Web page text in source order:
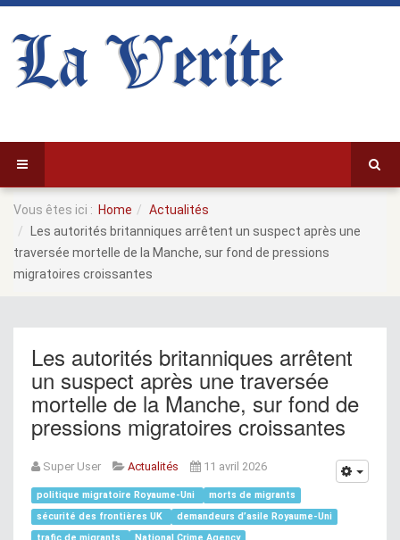
La Verite
Vous êtes ici : Home
Actualités
Les autorités britanniques arrêtent un suspect après une
traversée mortelle de la Manche, sur fond de pressions
migratoires croissantes
Les autorités britanniques arrêtent
un suspect après une traversée
mortelle de la Manche, sur fond de
pressions migratoires croissantes
Super User Actualités 11 avril 2026
politique migratoire Royaume-Uni
morts de migrants
sécurité des frontières UK
demandeurs d’asile Royaume-Uni